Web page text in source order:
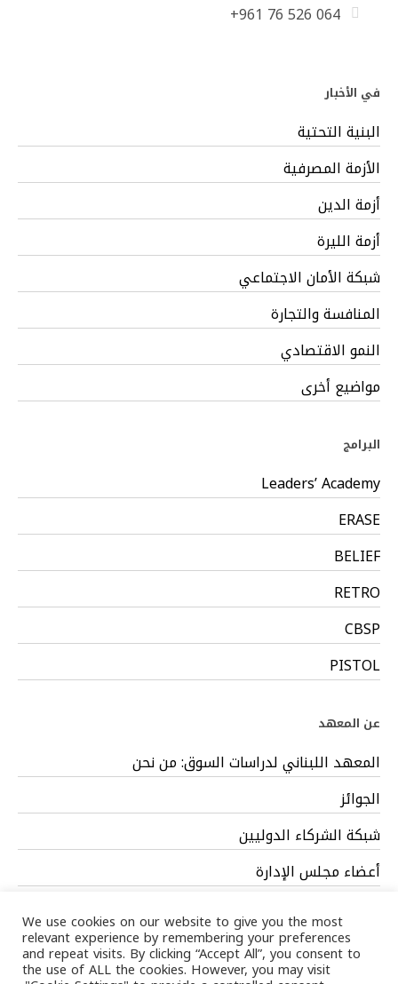
+961 76 526 064
في الأخبار
البنية التحتية
الأزمة المصرفية
أزمة الدين
أزمة الليرة
شبكة الأمان الاجتماعي
المنافسة والتجارة
النمو الاقتصادي
مواضيع أخرى
البرامج
Leaders’ Academy
ERASE
BELIEF
RETRO
CBSP
PISTOL
عن المعهد
المعهد اللبناني لدراسات السوق: من نحن
الجوائز
شبكة الشركاء الدوليين
أعضاء مجلس الإدارة
We use cookies on our website to give you the most
relevant experience by remembering your preferences
and repeat visits. By clicking “Accept All”, you consent to
the use of ALL the cookies. However, you may visit